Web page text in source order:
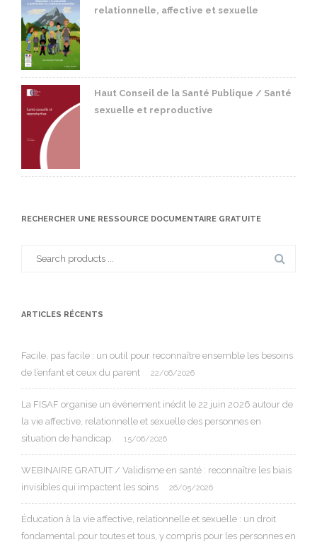
relationnelle, affective et sexuelle
Haut Conseil de la Santé Publique / Santé
sexuelle et reproductive
RECHERCHER UNE RESSOURCE DOCUMENTAIRE GRATUITE
ARTICLES RÉCENTS
Facile, pas facile : un outil pour reconnaître ensemble les besoins
de l’enfant et ceux du parent
22/06/2026
La FISAF organise un événement inédit le 22 juin 2026 autour de
la vie affective, relationnelle et sexuelle des personnes en
situation de handicap.
15/06/2026
WEBINAIRE GRATUIT / Validisme en santé : reconnaître les biais
invisibles qui impactent les soins
26/05/2026
Éducation à la vie affective, relationnelle et sexuelle : un droit
fondamental pour toutes et tous, y compris pour les personnes en